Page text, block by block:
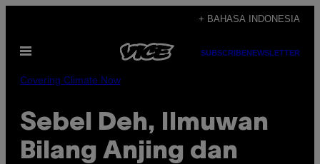
content
+ BAHASA INDONESIA
Open
SUBSCRIBENEWSLETTER
Covering Climate Now
Sebel Deh, Ilmuwan
Bilang Anjing dan